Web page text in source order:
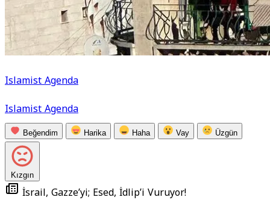
Islamist Agenda
Islamist Agenda
Beğendim Harika Haha Vay Üzgün
Kızgın
İsrail, Gazze’yi; Esed, İdlip’i Vuruyor!